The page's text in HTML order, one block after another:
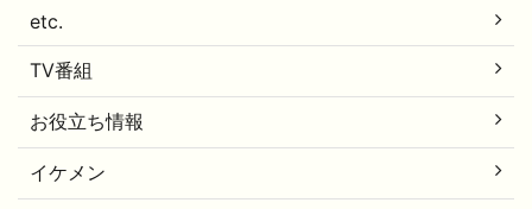
etc.
TV番組
お役立ち情報
イケメン